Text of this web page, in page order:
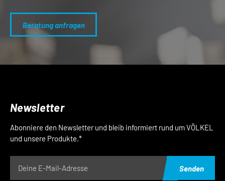
Beratung anfragen
Newsletter
Abonniere den Newsletter und bleib informiert rund um VÖLKEL
und unsere Produkte.*
Senden